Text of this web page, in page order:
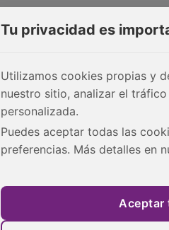
Tu privacidad es
Utilizamos cookies propias y
nuestro sitio, analizar el
personalizada.
Puedes aceptar todas las
preferencias. Más detalles en
Aceptar